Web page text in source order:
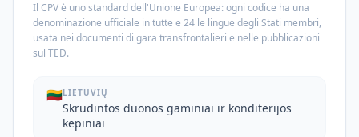
Il CPV è uno standard dell'Unione Europea: ogni codice ha una
denominazione ufficiale in tutte e 24 le lingue degli Stati membri,
usata nei documenti di gara transfrontalieri e nelle pubblicazioni
sul TED.
🇱🇹LIETUVIŲ
Skrudintos duonos gaminiai ir konditerijos
kepiniai